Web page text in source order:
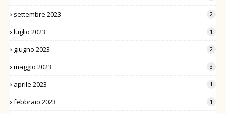
settembre 2023 2
luglio 2023 1
giugno 2023 2
maggio 2023 3
aprile 2023 1
febbraio 2023 1